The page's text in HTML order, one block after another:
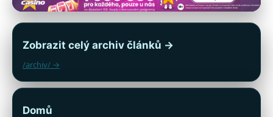
Zobrazit celý archiv článků →
/archiv/ →
Domů